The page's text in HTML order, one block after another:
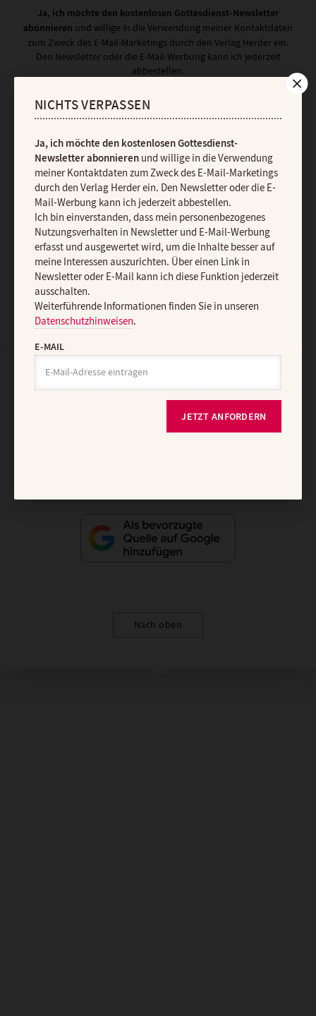
Ja, ich möchte den kostenlosen Gottesdienst-Newsletter
abonnieren und willige in die Verwendung meiner Kontaktdaten
zum Zweck des E-Mail-Marketings durch den Verlag Herder ein.
Den Newsletter oder die E-Mail-Werbung kann ich jederzeit
abbestellen.
Nutzungsverhalten in Newsletter und E-Mail-Werbung erfasst und
ausgewertet wird, um die Inhalte besser auf meine Interessen
diese Funktion jederzeit ausschalten.
Weiterführende Informationen finden Sie in unseren
Datenschutzhinweisen
E-MAIL
JETZT ANMELDEN
AGB und Widerrufsbelehrung Barrierefreiheit
Impressum
Nach oben
NICHTS VERPASSEN
Ja, ich möchte den kostenlosen Gottesdienst-
Newsletter abonnierenund willige in die Verwendung
meiner Kontaktdaten zum Zweck des E-Mail-Marketings
durch den Verlag Herder ein. Den Newsletter oder die E-
Mail-Werbung kann ich jederzeit abbestellen.
Ich bin einverstanden, dass mein personenbezogenes
Nutzungsverhalten in Newsletter und E-Mail-Werbung
erfasst und ausgewertet wird, um die Inhalte besser auf
meine Interessen auszurichten. Über einen Link in
Newsletter oder E-Mail kann ich diese Funktion jederzeit
ausschalten.
Weiterführende Informationen finden Sie in unseren
Datenschutzhinweisen.
E-MAIL
JETZT ANFORDERN